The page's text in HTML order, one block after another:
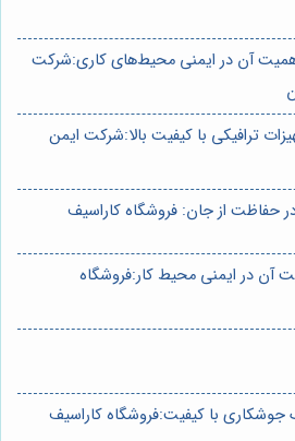
آن در ایمنی محیط‌های کاری:شرکت
ترافیکی با کیفیت بالا:شرکت ایمن
حفاظت از جان: فروشگاه کاراسیف
آن در ایمنی محیط کار:فروشگاه
با کیفیت:فروشگاه کاراسیف